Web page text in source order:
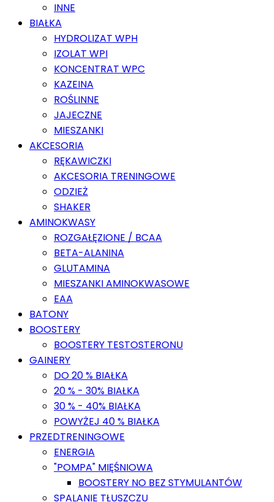
INNE
BIAŁKA
HYDROLIZAT WPH
IZOLAT WPI
KONCENTRAT WPC
KAZEINA
ROŚLINNE
JAJECZNE
MIESZANKI
AKCESORIA
RĘKAWICZKI
AKCESORIA TRENINGOWE
ODZIEŻ
SHAKER
AMINOKWASY
ROZGAŁĘZIONE / BCAA
BETA-ALANINA
GLUTAMINA
MIESZANKI AMINOKWASOWE
EAA
BATONY
BOOSTERY
BOOSTERY TESTOSTERONU
GAINERY
DO 20 % BIAŁKA
20 % - 30% BIAŁKA
30 % - 40% BIAŁKA
POWYŻEJ 40 % BIAŁKA
PRZEDTRENINGOWE
ENERGIA
"POMPA" MIĘŚNIOWA
BOOSTERY NO BEZ STYMULANTÓW
SPALANIE TŁUSZCZU